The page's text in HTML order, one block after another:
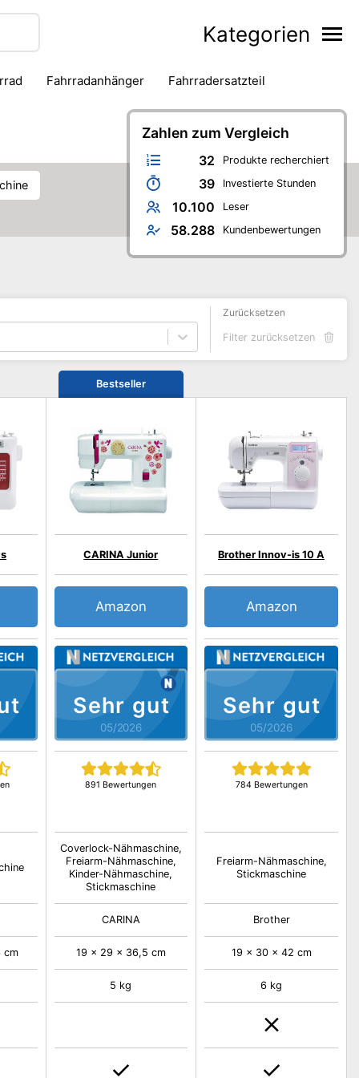
Kategorien
Fahrradanhänger
Fahrradersatzteil
Koch- & Backbuch
Malen & Basteln
Selbstverteidigung Skaten
Zahlen zum Vergleich
32 Produkte recherchiert
39 Investierte Stunden
10.100 Leser
58.288 Kundenbewertungen
Zurücksetzen
Filter zurücksetzen
cm
Bestseller
Sehr gut
05/2026
CARINA Junior
891 Bewertungen
Amazon
Coverlock-Nähmaschine,
Freiarm-Nähmaschine,
Kinder-Nähmaschine,
Stickmaschine
CARINA
19 x 29 x 36,5 cm
5 kg
Sehr gut
05/2026
Brother Innov-is 10 A
784 Bewertungen
Amazon
Freiarm-Nähmaschine,
Stickmaschine
Brother
19 x 30 x 42 cm
6 kg